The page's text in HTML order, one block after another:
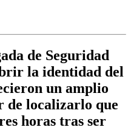
de Seguridad
la identidad del
un amplio
de localizarlo que
horas tras ser